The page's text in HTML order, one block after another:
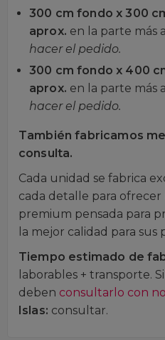
300 cm fondo x 300
aprox. en la parte más
hacer el pedido.
300 cm fondo x 400
aprox. en la parte más
hacer el pedido.
También fabricamos
consulta.
Cada unidad se fabrica
cada detalle para
premium pensada para
la mejor calidad para sus
Tiempo estimado de
laborables + transporte.
deben consultarlo con
Islas: consultar.